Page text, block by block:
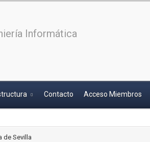
Informática
Contacto Acceso Miembros
de Sevilla